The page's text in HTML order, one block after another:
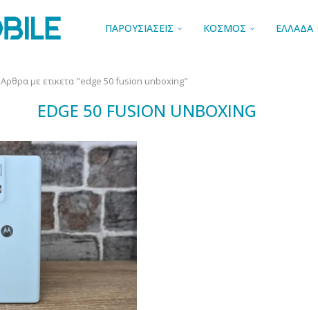
ΠΑΡΟΥΣΙΑΣΕΙΣ ΚΟΣΜΟΣ ΕΛΛΑΔΑ
Αρθρα με ετικετα "edge 50 fusion unboxing"
EDGE 50 FUSION UNBOXING